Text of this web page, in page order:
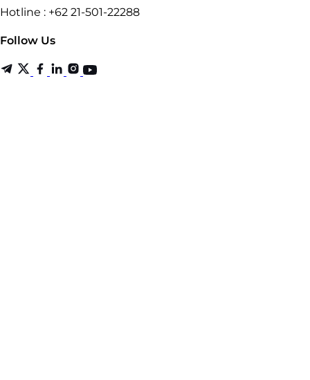
Hotline : +62 21-501-22288
Follow Us